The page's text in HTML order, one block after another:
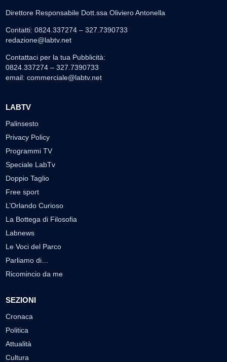
Direttore Responsabile Dott.ssa Oliviero Antonella
Contatti: 0824.337274 – 327.7390733
redazione@labtv.net
Contattaci per la tua Pubblicità:
0824.337274 – 327.7390733
email: commerciale@labtv.net
LABTV
Palinsesto
Privacy Policy
Programmi TV
Speciale LabTv
Doppio Taglio
Free sport
L’Orlando Curioso
La Bottega di Filosofia
Labnews
Le Voci del Parco
Parliamo di…
Ricomincio da me
SEZIONI
Cronaca
Politica
Attualità
Cultura